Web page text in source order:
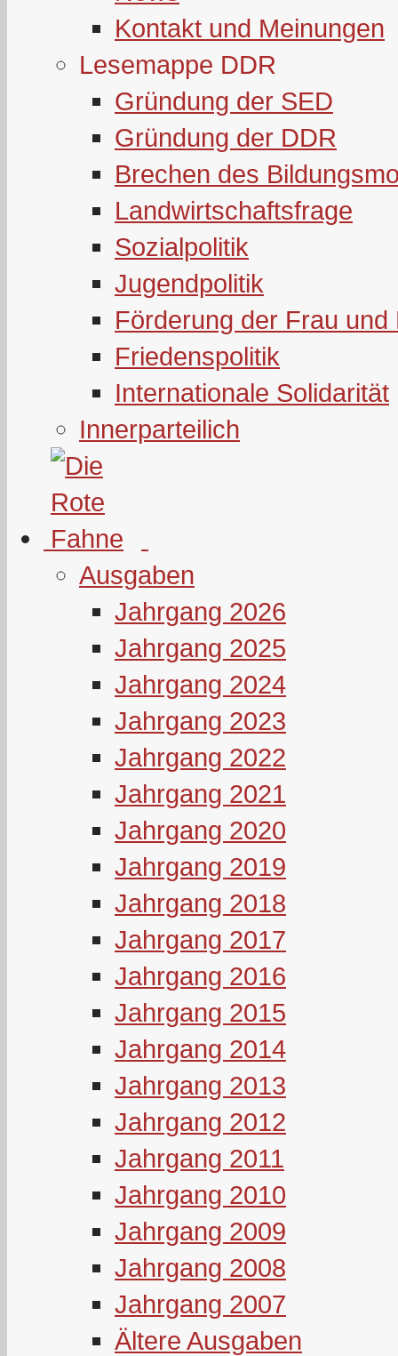
Kontakt und Meinungen
Lesemappe DDR
Gründung der SED
Gründung der DDR
Brechen des
Landwirtschaftsfrage
Sozialpolitik
Jugendpolitik
Förderung der Frau und
Friedenspolitik
Internationale Solidarität
Innerparteilich
Ausgaben
Jahrgang 2026
Jahrgang 2025
Jahrgang 2024
Jahrgang 2023
Jahrgang 2022
Jahrgang 2021
Jahrgang 2020
Jahrgang 2019
Jahrgang 2018
Jahrgang 2017
Jahrgang 2016
Jahrgang 2015
Jahrgang 2014
Jahrgang 2013
Jahrgang 2012
Jahrgang 2011
Jahrgang 2010
Jahrgang 2009
Jahrgang 2008
Jahrgang 2007
Ältere Ausgaben